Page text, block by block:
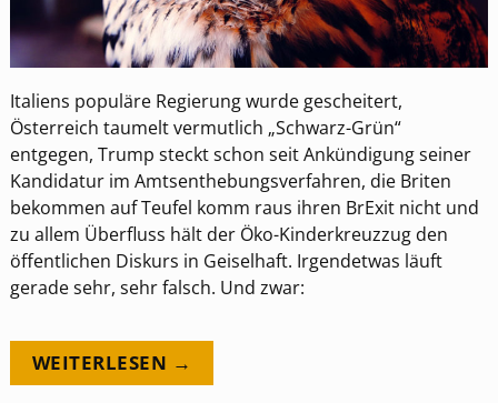
Italiens populäre Regierung wurde gescheitert,
Österreich taumelt vermutlich „Schwarz-Grün“
entgegen, Trump steckt schon seit Ankündigung seiner
Kandidatur im Amtsenthebungsverfahren, die Briten
bekommen auf Teufel komm raus ihren BrExit nicht und
zu allem Überfluss hält der Öko-Kinderkreuzzug den
öffentlichen Diskurs in Geiselhaft. Irgendetwas läuft
gerade sehr, sehr falsch. Und zwar:
WEITERLESEN →